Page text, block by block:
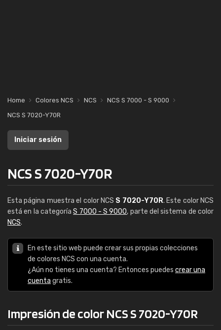
Home Colores NCS NCS
NCS S 7000 - S 9000
NCS S 7020-Y70R
Iniciar sesión
NCS S 7020-Y70R
Esta página muestra el color NCS S 7020-Y70R. Este color NCS
está en la categoríaS 7000 - S 9000, parte del sistema de color
NCS.
En este sitio web puede crear sus propias colecciones
de colores NCS con una cuenta.
¿Aún no tienes una cuenta? Entonces puedes crear una
cuenta gratis.
Impresión de color NCS S 7020-Y70R